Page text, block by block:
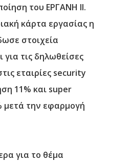
του ΕΡΓΑΝΗ II.
κάρτα εργασίας η
στοιχεία
για τις δηλωθείσες
εταιρίες security
11% και super
μετά την εφαρμογή
για το θέμα